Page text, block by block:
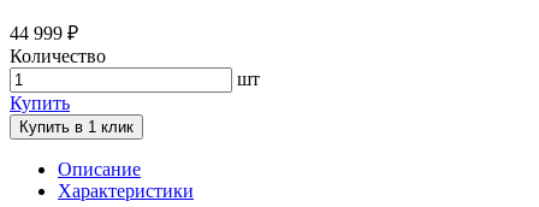
44 999 ₽
Количество
шт
Купить
Купить в 1 клик
Описание
Характеристики